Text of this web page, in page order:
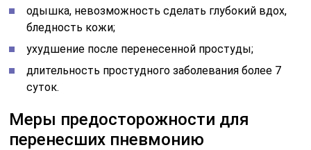
одышка, невозможность сделать глубокий вдох,
бледность кожи;
ухудшение после перенесенной простуды;
длительность простудного заболевания более 7
суток.
Меры предосторожности для
перенесших пневмонию